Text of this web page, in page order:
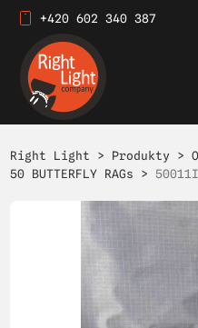
+420 602 340 387
Right Light > Produkty >
50 BUTTERFLY RAGs >